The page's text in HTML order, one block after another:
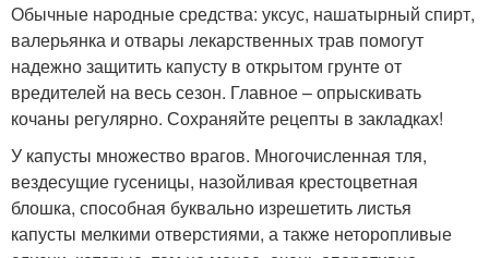
Обычные народные средства: уксус, нашатырный спирт,
валерьянка и отвары лекарственных трав помогут
надежно защитить капусту в открытом грунте от
вредителей на весь сезон. Главное – опрыскивать
кочаны регулярно. Сохраняйте рецепты в закладках!
У капусты множество врагов. Многочисленная тля,
вездесущие гусеницы, назойливая крестоцветная
блошка, способная буквально изрешетить листья
капусты мелкими отверстиями, а также неторопливые